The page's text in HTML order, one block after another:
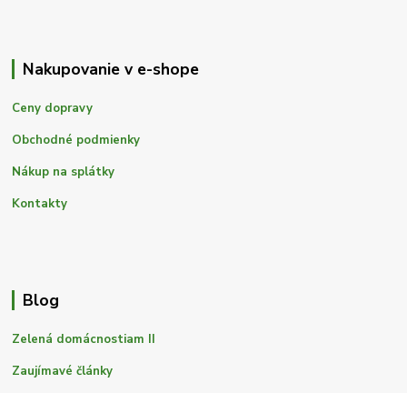
Nakupovanie v e-shope
Ceny dopravy
Obchodné podmienky
Nákup na splátky
Kontakty
Blog
Zelená domácnostiam II
Zaujímavé články